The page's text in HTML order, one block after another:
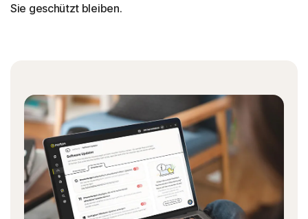
Sie geschützt bleiben.